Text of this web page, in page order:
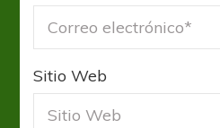
Sitio Web